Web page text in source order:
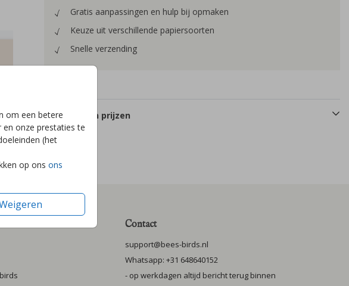
om een betere
en onze prestaties te
(het
op ons ons
Gratis aanpassingen en hulp bij opmaken
Keuze uit verschillende papiersoorten
Snelle verzending
Formaten en prijzen
Contact
support@bees-birds.nl
Whatsapp: +31 648640152
- op werkdagen altijd bericht terug binnen